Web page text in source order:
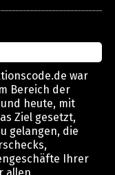
war
Bereich der
heute, mit
Ziel gesetzt,
gelangen, die
Ihrer